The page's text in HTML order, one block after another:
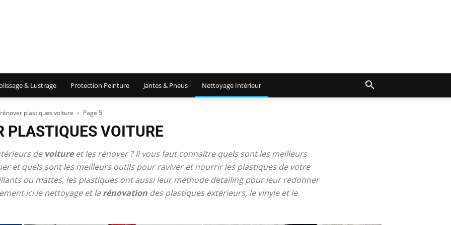
& Lustrage Protection Peinture Jantes & Pneus Nettoyage Intérieur
plastiques voiture Page 5
PLASTIQUES VOITURE
devoitureet les rénover ? Il vous faut connaitre quels sont les meilleurs
et quels sont les meilleurs outils pour raviver et nourrir les plastiques de votre
ou mattes, les plastiques ont aussi leur méthode detailing pour leur redonner
ici le nettoyage et la rénovation des plastiques extérieurs, le vinyle et le